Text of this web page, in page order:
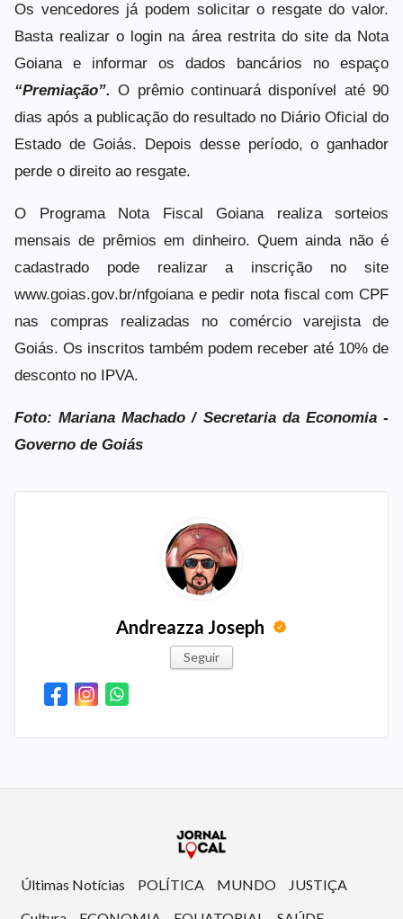
Os vencedores já podem solicitar o resgate do valor.
Basta realizar o login na área restrita do site da Nota
Goiana e informar os dados bancários no espaço
“Premiação”. O prêmio continuará disponível até 90
dias após a publicação do resultado no Diário Oficial do
Estado de Goiás. Depois desse período, o ganhador
perde o direito ao resgate.
O Programa Nota Fiscal Goiana realiza sorteios
mensais de prêmios em dinheiro. Quem ainda não é
cadastrado pode realizar a inscrição no site
www.goias.gov.br/nfgoiana e pedir nota fiscal com CPF
nas compras realizadas no comércio varejista de
Goiás. Os inscritos também podem receber até 10% de
desconto no IPVA.
Foto: Mariana Machado / Secretaria da Economia -
Governo de Goiás
Andreazza Joseph
Seguir
Últimas Notícias POLÍTICA MUNDO
JUSTIÇA